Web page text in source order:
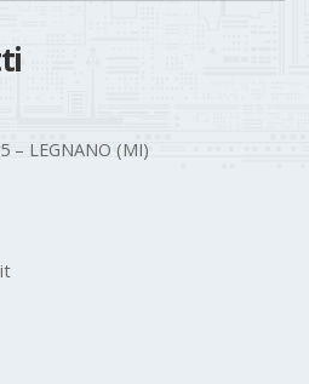
– LEGNANO (MI)